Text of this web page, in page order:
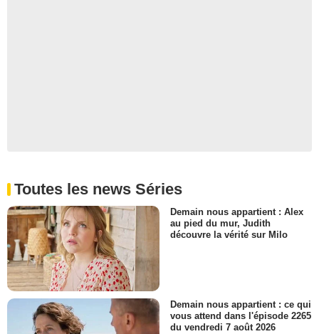
Fumio Matsuoka
Phillip Rosenberg
- 1 Episode :18
Naomi Wakabayashi
Dismas
- 1 Episode :20
Kōji Yusa
Gudolf
- 1 Episode :21
Misa Watanabe
La mère d'Okamura
Toutes les news Séries
Demain nous appartient : Alex
au pied du mur, Judith
découvre la vérité sur Milo
Demain nous appartient : ce qui
vous attend dans l'épisode 2265
du vendredi 7 août 2026